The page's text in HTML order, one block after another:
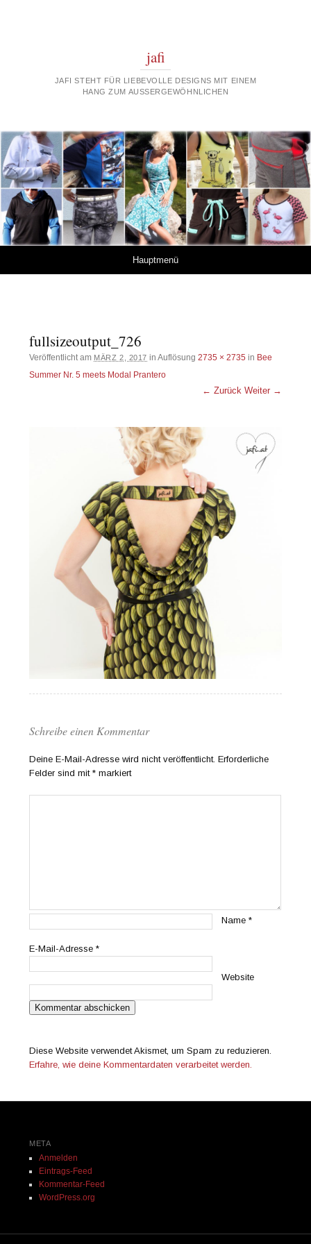
jafi
JAFI STEHT FÜR LIEBEVOLLE DESIGNS MIT EINEM
HANG ZUM AUSSERGEWÖHNLICHEN
Hauptmenü
fullsizeoutput_726
Veröffentlicht am MÄRZ 2, 2017 in Auflösung 2735 × 2735 in Bee
Summer Nr. 5 meets Modal Prantero
← Zurück Weiter →
Schreibe einen Kommentar
Deine E-Mail-Adresse wird nicht veröffentlicht. Erforderliche
Felder sind mit* markiert
Name*
E-Mail-Adresse*
Website
Diese Website verwendet Akismet, um Spam zu reduzieren.
Erfahre, wie deine Kommentardaten verarbeitet werden.
META
Anmelden
Eintrags-Feed
Kommentar-Feed
WordPress.org